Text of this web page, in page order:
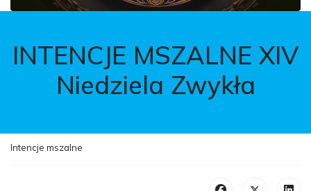
INTENCJE MSZALNE XIV
Niedziela Zwykła
Intencje mszalne